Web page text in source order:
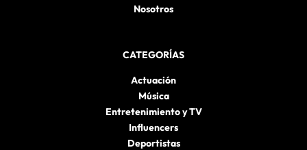
Nosotros
CATEGORÍAS
Actuación
Música
Entretenimiento y TV
Influencers
Deportistas